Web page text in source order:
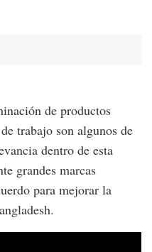
de productos
trabajo son algunos de
dentro de esta
grandes marcas
para mejorar la